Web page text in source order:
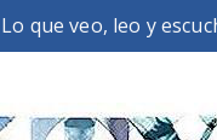
Lo que veo, leo y